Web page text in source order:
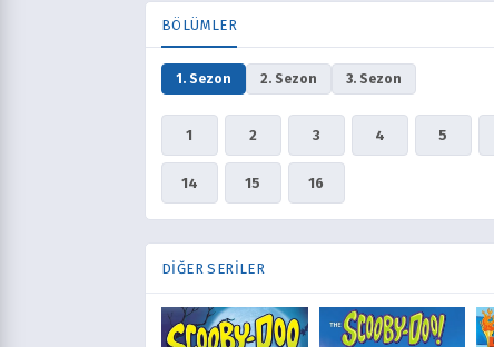
BÖLÜMLER
1. Sezon 2. Sezon 3. Sezon
1 2 3 4 5
14 15 16
DIĞER SERILER